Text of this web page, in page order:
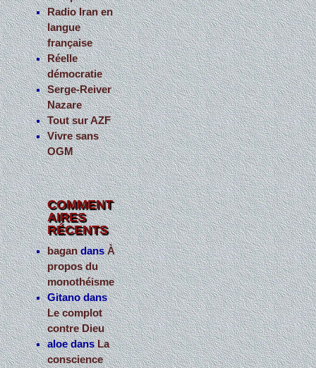
Radio Iran en
langue
française
Réelle
démocratie
Serge-Reiver
Nazare
Tout sur AZF
Vivre sans
OGM
COMMENT
AIRES
RÉCENTS
bagandansÀ
propos du
monothéisme
Gitanodans
Le complot
contre Dieu
aloedansLa
conscience